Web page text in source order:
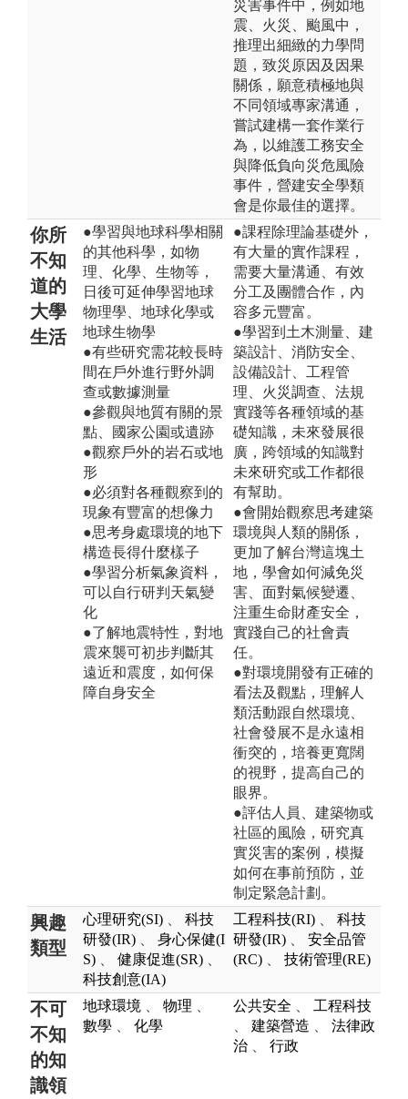
災害事件中，例如地
震、火災、颱風中，
推理出細緻的力學問
題，致災原因及因果
關係，願意積極地與
不同領域專家溝通，
嘗試建構一套作業行
為，以維護工務安全
與降低負向災危風險
事件，營建安全學類
會是你最佳的選擇。
你所
不知
道的
大學
生活
●學習與地球科學相關
的其他科學，如物
理、化學、生物等，
日後可延伸學習地球
物理學、地球化學或
地球生物學
●有些研究需花較長時
間在戶外進行野外調
查或數據測量
●參觀與地質有關的景
點、國家公園或遺跡
●觀察戶外的岩石或地
形
●必須對各種觀察到的
現象有豐富的想像力
●思考身處環境的地下
構造長得什麼樣子
●學習分析氣象資料，
可以自行研判天氣變
化
●了解地震特性，對地
震來襲可初步判斷其
遠近和震度，如何保
障自身安全
●課程除理論基礎外，
有大量的實作課程，
需要大量溝通、有效
分工及團體合作，內
容多元豐富。
●學習到土木測量、建
築設計、消防安全、
設備設計、工程管
理、火災調查、法規
實踐等各種領域的基
礎知識，未來發展很
廣，跨領域的知識對
未來研究或工作都很
有幫助。
●會開始觀察思考建築
環境與人類的關係，
更加了解台灣這塊土
地，學會如何減免災
害、面對氣候變遷、
注重生命財產安全，
實踐自己的社會責
任。
●對環境開發有正確的
看法及觀點，理解人
類活動跟自然環境、
社會發展不是永遠相
衝突的，培養更寬闊
的視野，提高自己的
眼界。
●評估人員、建築物或
社區的風險，研究真
實災害的案例，模擬
如何在事前預防，並
制定緊急計劃。
興趣
類型
心理研究(SI)
科技
研發(IR)
身心保健(I
S)
健康促進(SR)
科技創意(IA)
工程科技(RI)
科技
研發(IR)
安全品管
(RC)
技術管理(RE)
不可
不知
的知
識領
地球環境 物理
數學
化學
公共安全
工程科技
建築營造
法律政
治
行政